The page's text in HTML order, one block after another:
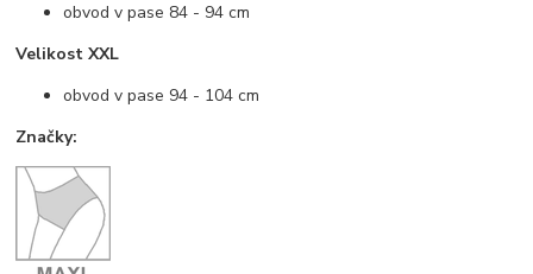
obvod v pase 84 - 94 cm
Velikost XXL
obvod v pase 94 - 104 cm
Značky: